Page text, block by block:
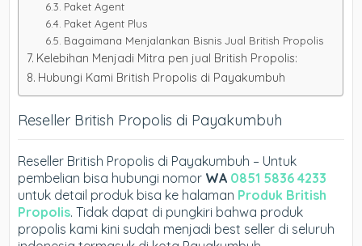
Paket Agent
Paket Agent Plus
Bagaimana Menjalankan Bisnis Jual British Propolis
Kelebihan Menjadi Mitra pen jual British Propolis:
Hubungi Kami British Propolis di Payakumbuh
Reseller British Propolis di Payakumbuh
Reseller British Propolis di Payakumbuh – Untuk
pembelian bisa hubungi nomor WA 0851 5836 4233
untuk detail produk bisa ke halaman Produk British
Propolis. Tidak dapat di pungkiri bahwa produk
propolis kami kini sudah menjadi best seller di seluruh